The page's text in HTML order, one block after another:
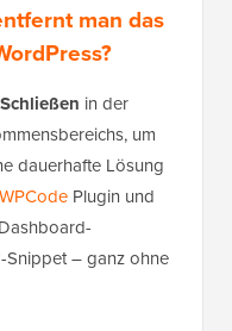
man das
Schließen in der
um
dauerhafte Lösung
WPCode Plugin und
Snippet – ganz ohne